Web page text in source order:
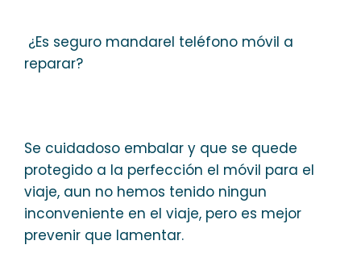
¿Es seguro mandarel teléfono móvil a
reparar?
Se cuidadoso embalar y que se quede
protegido a la perfección el móvil para el
viaje, aun no hemos tenido ningun
inconveniente en el viaje, pero es mejor
prevenir que lamentar.